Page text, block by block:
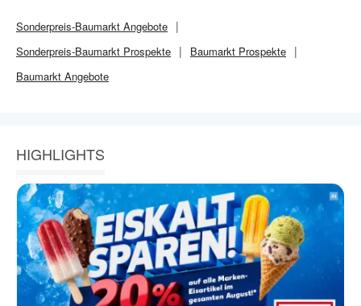
Sonderpreis-Baumarkt Angebote
Sonderpreis-Baumarkt Prospekte Baumarkt Prospekte
Baumarkt Angebote
HIGHLIGHTS